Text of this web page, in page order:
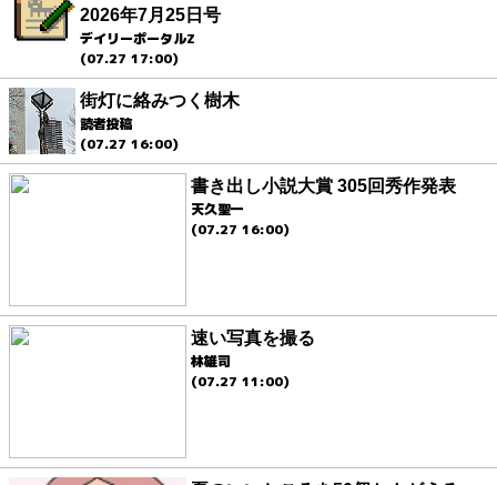
2026年7月25日号
デイリーポータルZ
(07.27 17:00)
街灯に絡みつく樹木
読者投稿
(07.27 16:00)
書き出し小説大賞 305回秀作発表
天久聖一
(07.27 16:00)
速い写真を撮る
林雄司
(07.27 11:00)